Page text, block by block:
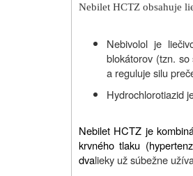
Nebilet HCTZ obsahuje
Nebivolol je
blokátorov (tzn.
a reguluje silu
Hydrochlorotiazid
Nebilet HCTZ je
krvného tlaku
dvalieky už súbežne